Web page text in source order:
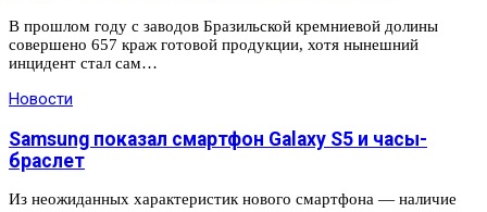
В прошлом году с заводов Бразильской кремниевой долины
совершено 657 краж готовой продукции, хотя нынешний
инцидент стал сам…
Новости
Samsung показал смартфон Galaxy S5 и часы-
браслет
Из неожиданных характеристик нового смартфона — наличие